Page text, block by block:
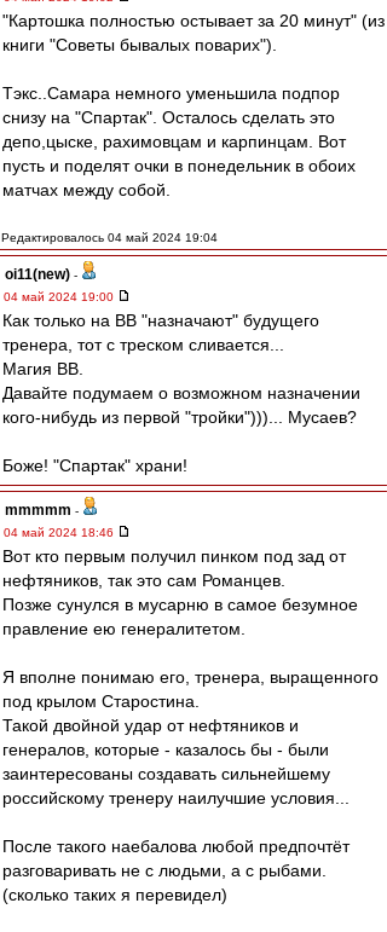
"Картошка полностью остывает за 20 минут" (из
книги "Советы бывалых поварих").
Тэкс..Самара немного уменьшила подпор
снизу на "Спартак". Осталось сделать это
депо,цыске, рахимовцам и карпинцам. Вот
пусть и поделят очки в понедельник в обоих
матчах между собой.
Редактировалось 04 май 2024 19:04
oi11(new) -
04 май 2024 19:00
Как только на ВВ "назначают" будущего
тренера, тот с треском сливается...
Магия ВВ.
Давайте подумаем о возможном назначении
кого-нибудь из первой "тройки")))... Мусаев?
Боже! "Спартак" храни!
mmmmm -
04 май 2024 18:46
Вот кто первым получил пинком под зад от
нефтяников, так это сам Романцев.
Позже сунулся в мусарню в самое безумное
правление ею генералитетом.
Я вполне понимаю его, тренера, выращенного
под крылом Старостина.
Такой двойной удар от нефтяников и
генералов, которые - казалось бы - были
заинтересованы создавать сильнейшему
российскому тренеру наилучшие условия...
После такого наебалова любой предпочтёт
разговаривать не с людьми, а с рыбами.
(сколько таких я перевидел)